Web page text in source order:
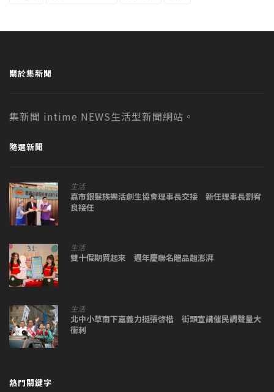
關於集新聞
集新聞 intime NEWS生活型新聞網站。
隨選新聞
生活
嘉市銀髮族樂活創生協會理事長交接 新任理事長劉宥
良接任
生活
雙十假期買起來 週年慶聯名贈品超澎湃
生活
北中小草南下嘉義力挺張啓楷 街頭宣講催民調聲量大
衝刺
熱門關鍵字